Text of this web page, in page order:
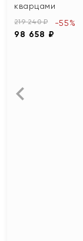
кварцами
219 240 ₽
98 658 ₽
-55%